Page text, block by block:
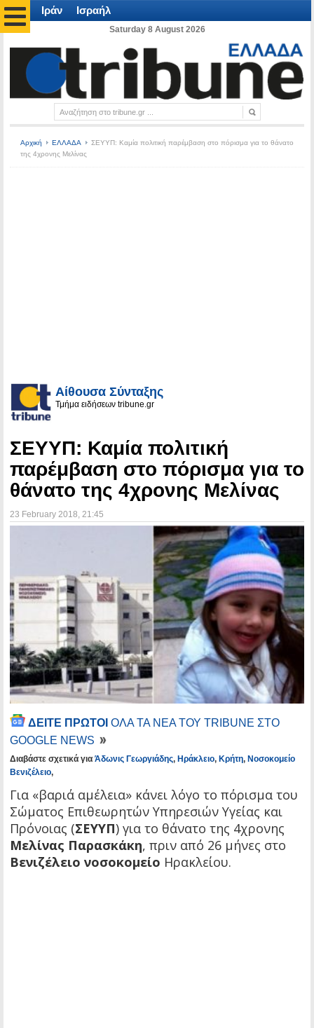
Ιράν Ισραήλ
Saturday 8 August 2026
Αρχική ΕΛΛΑΔΑ
ΣΕΥΥΠ: Καμία πολιτική παρέμβαση στο πόρισμα για το θάνατο
της 4χρονης Μελίνας
Αίθουσα Σύνταξης
Τμήμα ειδήσεων tribune.gr
ΣΕΥΥΠ: Καμία πολιτική
παρέμβαση στο πόρισμα για το
θάνατο της 4χρονης Μελίνας
23 February 2018 , 21:45
ΔΕΙΤΕ ΠΡΩΤΟΙ ΟΛΑ ΤΑ ΝΕΑ ΤΟΥ TRIBUNE ΣΤΟ
GOOGLE NEWS
Διαβάστε σχετικά για Άδωνις Γεωργιάδης, Ηράκλειο, Κρήτη, Νοσοκομείο
Βενιζέλειο,
Για «βαριά αμέλεια» κάνει λόγο το πόρισμα του
Σώματος Επιθεωρητών Υπηρεσιών Υγείας και
Πρόνοιας (ΣΕΥΥΠ) για το θάνατο της 4χρονης
Μελίνας Παρασκάκη, πριν από 26 μήνες στο
Βενιζέλειο νοσοκομείο Ηρακλείου.